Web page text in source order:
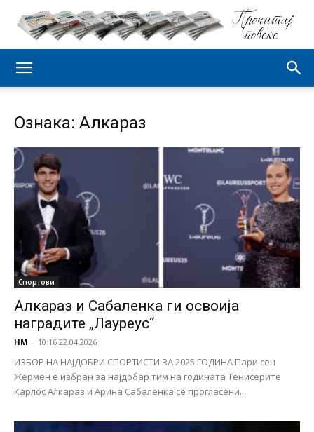
Ознака: Алкараз
Спортови
Алкараз и Сабаленка ги освоија
наградите „Лауреус“
НМ - 10:16 22.04.2026
ИЗБОР НА НАЈДОБРИ СПОРТИСТИ ЗА 2025 ГОДИНА Пари сен
Жермен е избран за најдобар тим на годината Тенисерите
Карлос Алкараз и Арина Сабаленка се прогласени...